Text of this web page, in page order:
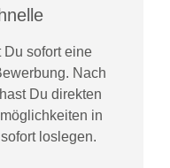
Du sofort eine
Nach
Du direkten
in
loslegen.